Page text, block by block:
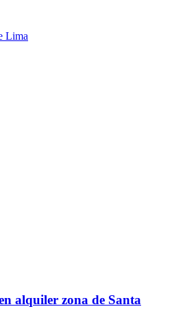
Lima
alquiler zona de Santa